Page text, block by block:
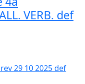
VERB. def